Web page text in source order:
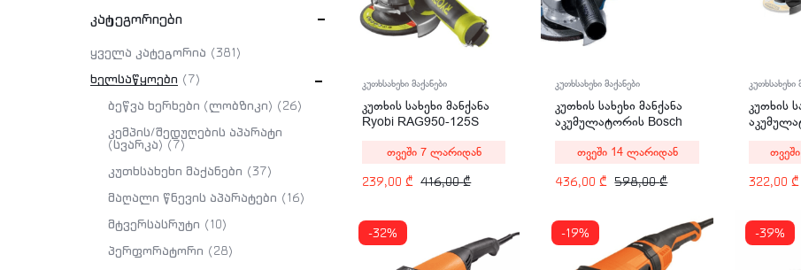
კუთხსახეხი მაქანები
კუთხის სახეხი მანქანა
Ryobi RAG950-125S
416,00₾
239,00 ₾
თვეში 7 ლარიდან
კუთხსახეხი მაქანები
კუთხის სახეხი მანქანა
აკუმულატორის Bosch
598,00₾
436,00 ₾
თვეში 14 ლარიდან
კუთხსახეხი
კუთხის
322,00 ₾
-32% -19% -39%
კატეგორიები
ყველა კატეგორია 381
ხელსაწყოები 7
ბეწვა ხერხები (ლობზიკი) 26
კემპის/შედუღების აპარატი
(სვარკა)
7
კუთხსახეხი მაქანები 37
მაღალი წნევის აპარატები 16
მტვერსასრუტი 10
პერფორატორი 28